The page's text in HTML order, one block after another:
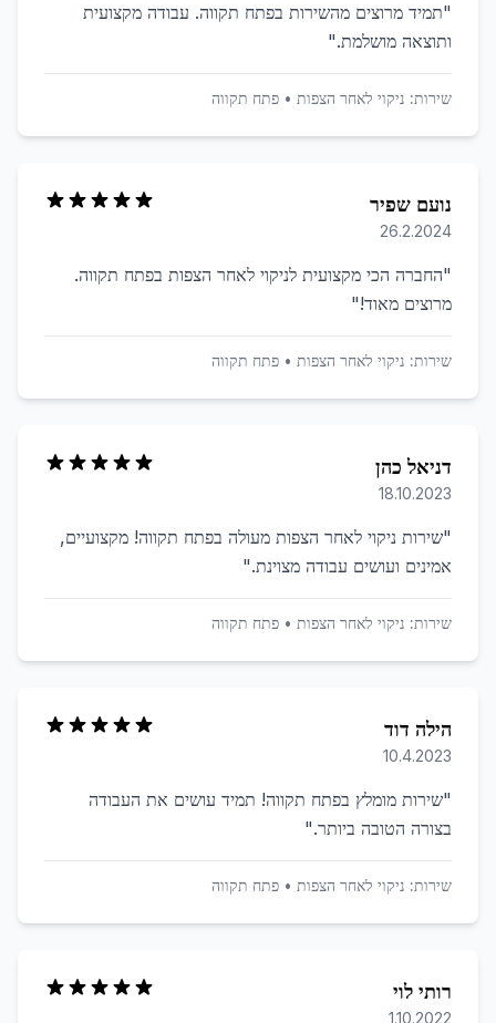
"תמיד מרוצים מהשירות בפתח תקווה. עבודה מקצועית
ותוצאה מושלמת."
שירות: ניקוי לאחר הצפות • פתח תקווה
נועם שפיר
26.2.2024
"החברה הכי מקצועית לניקוי לאחר הצפות בפתח תקווה.
מרוצים מאוד!"
שירות: ניקוי לאחר הצפות • פתח תקווה
דניאל כהן
18.10.2023
"שירות ניקוי לאחר הצפות מעולה בפתח תקווה! מקצועיים,
אמינים ועושים עבודה מצוינת."
שירות: ניקוי לאחר הצפות • פתח תקווה
הילה דוד
10.4.2023
"שירות מומלץ בפתח תקווה! תמיד עושים את העבודה
בצורה הטובה ביותר."
שירות: ניקוי לאחר הצפות • פתח תקווה
רותי לוי
1.10.2022